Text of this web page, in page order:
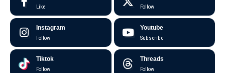
Like Follow
Instagram
Follow
Youtube
Subscribe
Tiktok
Follow
Threads
Follow